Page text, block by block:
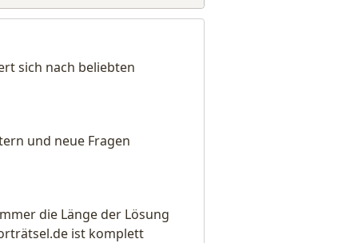
sich nach beliebten
und neue Fragen
die Länge der Lösung
ist komplett